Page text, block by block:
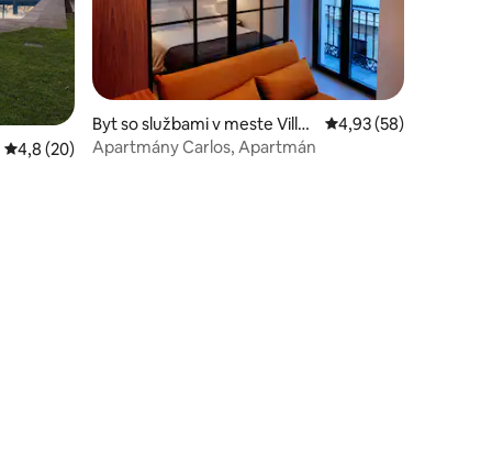
Priemerné ohodnotenie 4,8 z 5, počet hodnotení: 20
4,8 (20)
Byt so službami v meste Villan
ueva de la Serena
Priemerné
4,93 (58)
Apartmány Carlos, Apartmán